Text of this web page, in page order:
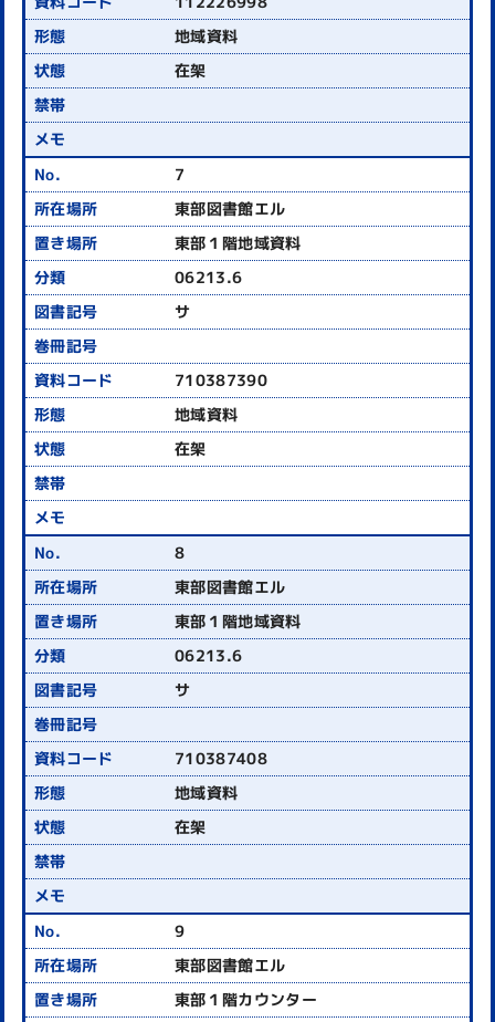
地域資料
在架
7
東部図書館エル
東部１階地域資料
06213.6
サ
710387390
地域資料
在架
8
東部図書館エル
東部１階地域資料
06213.6
サ
710387408
地域資料
在架
9
東部図書館エル
東部１階カウンター